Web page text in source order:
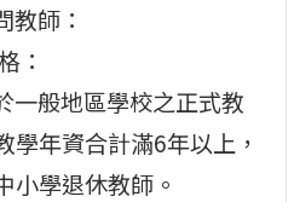
教師：
：
一般地區學校之正式教
學年資合計滿6年以上，
小學退休教師。